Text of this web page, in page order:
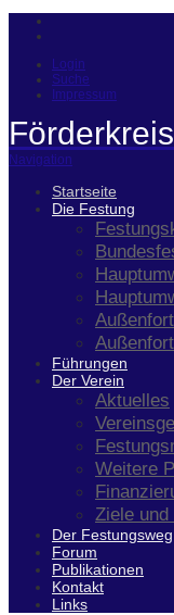
Login
Suche
Impressum
Navigation
Startseite
Die Festung
Führungen
Der Verein
Aktuelles
Weitere
Ziele
Der Festungsweg
Forum
Publikationen
Kontakt
Links